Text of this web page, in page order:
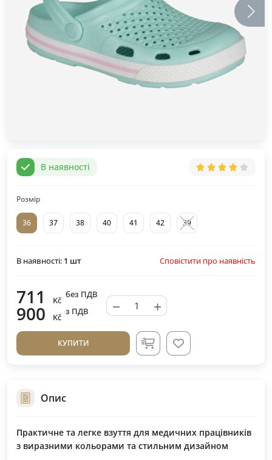
В наявності
Розмір
36 37 38 40 41 42 39
В наявності: 1 шт Сповістити про наявність
711 Kč
без ПДВ
900 Kč
з ПДВ − +
КУПИТИ
Опис
Практичне та легке взуття для медичних працівників
з виразними кольорами та стильним дизайном